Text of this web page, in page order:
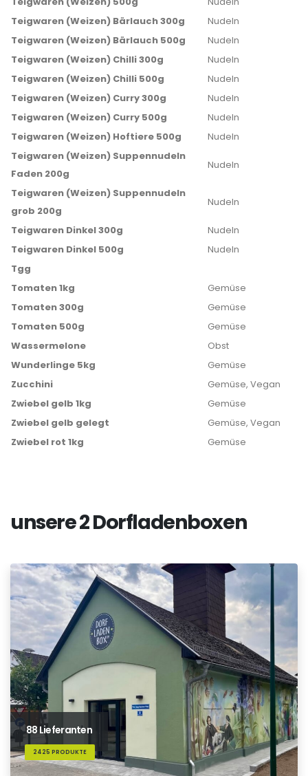
Teigwaren (Weizen) Bärlauch 300g
Nudeln
Teigwaren (Weizen) Bärlauch 500g
Nudeln
Teigwaren (Weizen) Chilli 300g
Nudeln
Teigwaren (Weizen) Chilli 500g
Nudeln
Teigwaren (Weizen) Curry 300g
Nudeln
Teigwaren (Weizen) Curry 500g
Nudeln
Teigwaren (Weizen) Hoftiere 500g
Nudeln
Teigwaren (Weizen) Suppennudeln
Faden 200g
Nudeln
Teigwaren (Weizen) Suppennudeln
grob 200g
Nudeln
Teigwaren Dinkel 300g
Nudeln
Teigwaren Dinkel 500g
Nudeln
Tgg
Tomaten 1kg
Gemüse
Tomaten 300g
Gemüse
Tomaten 500g
Gemüse
Wassermelone
Obst
Wunderlinge 5kg
Gemüse
Zucchini
Gemüse, Vegan
Zwiebel gelb 1kg
Gemüse
Zwiebel gelb gelegt
Gemüse, Vegan
Zwiebel rot 1kg
Gemüse
unsere 2 Dorfladenboxen
88 Lieferanten
2425 PRODUKTE